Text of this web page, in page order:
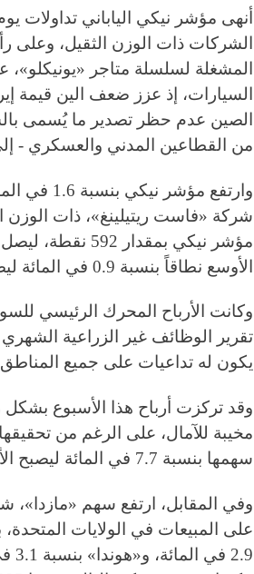
أنهى مؤشر نيكي الياباني تداولات
الشركات ذات الوزن الثقيل، وعلى
المشغلة لسلسلة متاجر
السيارات، إذ عزز ضعف الين قيمة
الصين عدم حظر تصدير ما يُسمى
من القطاعين المدني والعسكري -
الأوسع نطاقاً بنسبة 0.9 في المائة ليصل إلى 3514.11 نقطة.
وكانت الأرباح المحرك الرئيسي
تقرير الوظائف غير الزراعية
يكون له تداعيات على جميع
وقد تركزت أرباح هذا الأسبوع
مخيبة للآمال، على الرغم من
سهمها بنسبة 7.7 في المائة ليصبح الأسوأ أداءً في مؤشر نيكي.
وفي المقابل، ارتفع سهم «مازدا»،